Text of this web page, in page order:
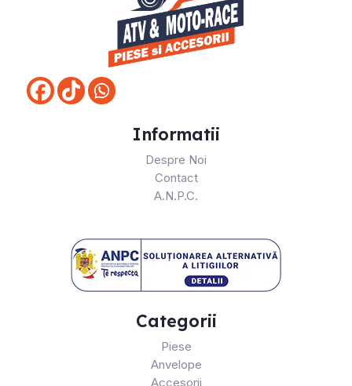
Informatii
Despre Noi
Contact
A.N.P.C.
Categorii
Piese
Anvelope
Accesorii